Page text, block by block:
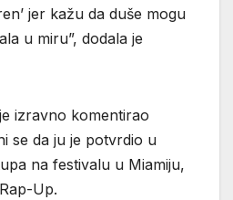
jer kažu da duše mogu
u miru”, dodala je
izravno komentirao
se da ju je potvrdio u
na festivalu u Miamiju,
Up.